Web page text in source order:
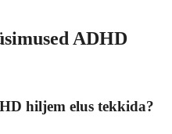
ADHD
hiljem elus tekkida?